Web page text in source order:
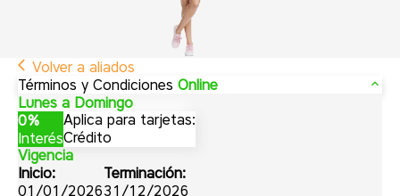
Volver a aliados
Términos y CondicionesOnline
Lunes a Domingo
0%
Interés
Aplica para tarjetas:
Crédito
Vigencia
Inicio:
01/01/2026
Terminación:
31/12/2026